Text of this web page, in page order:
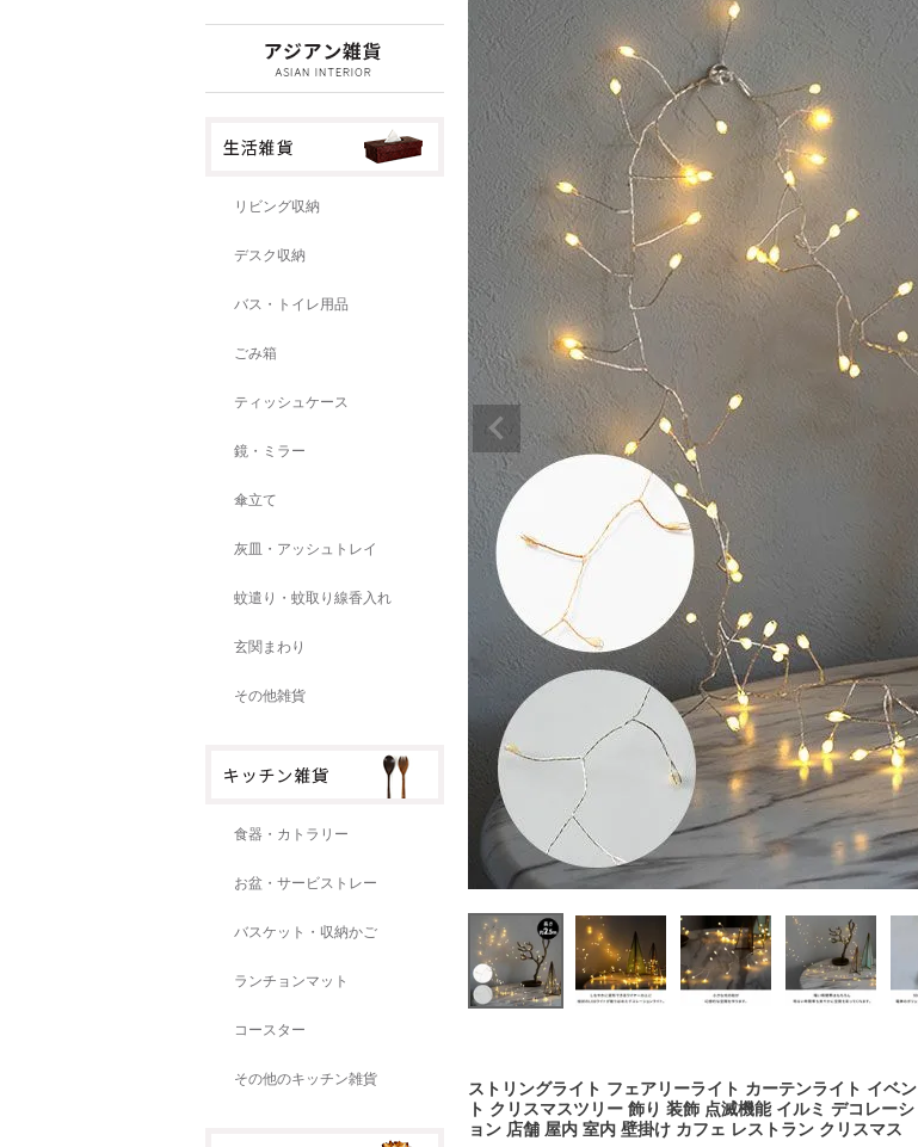
リビング収納
デスク収納
バス・トイレ用品
ごみ箱
ティッシュケース
鏡・ミラー
傘立て
灰皿・アッシュトレイ
蚊遣り・蚊取り線香入れ
玄関まわり
その他雑貨
食器・カトラリー
お盆・サービストレー
バスケット・収納かご
ランチョンマット
コースター
その他のキッチン雑貨
ストリングライト フェアリーライト カーテンライト イベン
ト クリスマスツリー 飾り 装飾 点滅機能 イルミ デコレーシ
ョン 店舗 屋内 室内 壁掛け カフェ レストラン クリスマス